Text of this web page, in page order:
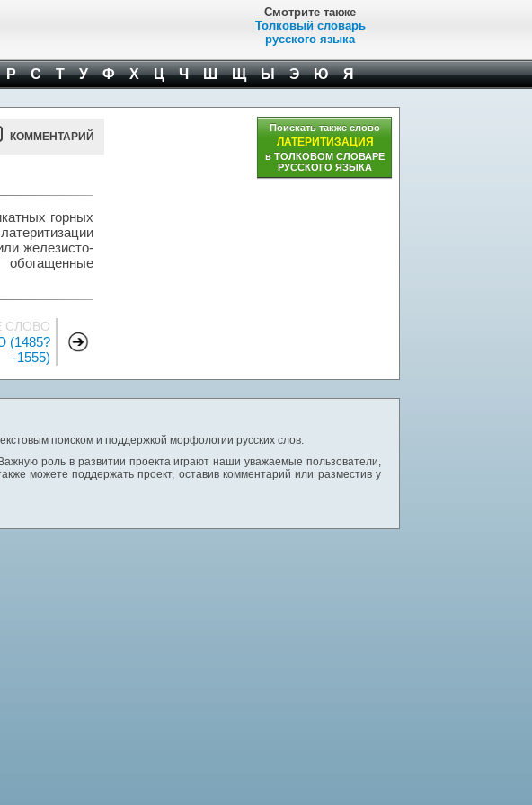
Смотрите также
Толковый словарь
русского языка
Р С Т У Ф Х Ц Ч Ш Щ Ы Э Ю Я
КОММЕНТАРИЙ
горных
железисто-
обогащенные
СЛОВО
(1485?
-1555)
Поискать также слово
ЛАТЕРИТИЗАЦИЯ
в ТОЛКОВОМ СЛОВАРЕ
РУССКОГО ЯЗЫКА
поиском и поддержкой морфологии русских слов.
роль в развитии проекта играют наши уважаемые пользователи,
можете поддержать проект, оставив комментарий или разместив у